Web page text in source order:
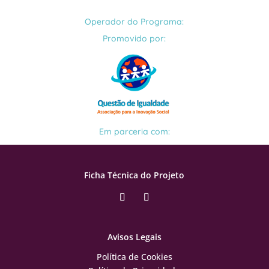
Operador do Programa:
Promovido por:
Em parceria com:
Ficha Técnica do Projeto
Avisos Legais
Política de Cookies